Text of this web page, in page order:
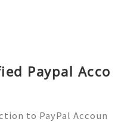
Paypal Acco
to PayPal Accoun